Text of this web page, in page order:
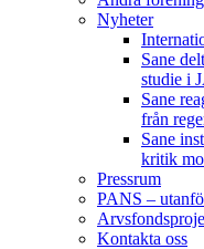
Nyheter
Sane
studie i
Sane
från
Sane
kritik
Pressrum
PANS –
Kontakta oss